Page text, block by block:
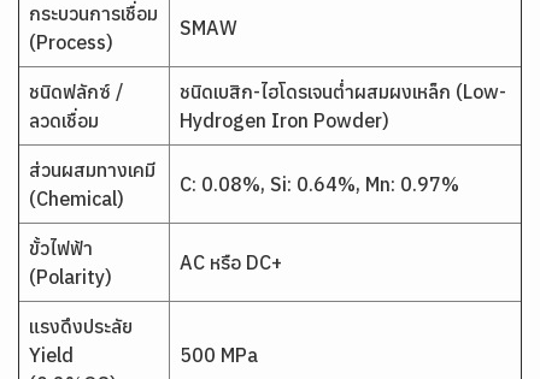
กระบวนการเชื่อม
(Process)
SMAW
ชนิดฟลักซ์ /
ลวดเชื่อม
ชนิดเบสิก-ไฮโดรเจนต่ำผสมผงเหล็ก (Low-
Hydrogen Iron Powder)
ส่วนผสมทางเคมี
(Chemical)
C: 0.08%, Si: 0.64%, Mn: 0.97%
ขั้วไฟฟ้า
(Polarity)
AC หรือ DC+
แรงดึงประลัย
Yield
500 MPa